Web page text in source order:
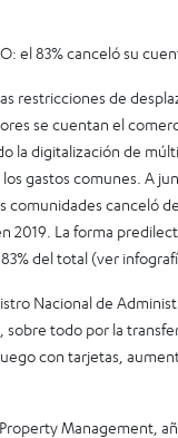
el 83% canceló su
restricciones de
se cuentan el
la digitalización de
gastos comunes. A
canceló
2019. La forma
del total (ver
Nacional de
todo por la
con tarjetas,
Management,